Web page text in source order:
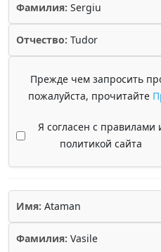
Фамилия: Sergiu
Отчество: Tudor
Прежде чем запросить
пожалуйста, прочитайте
Я согласен с правилами
политикой сайта
Имя: Ataman
Фамилия: Vasile